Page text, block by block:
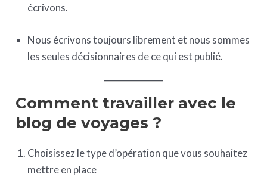
écrivons.
Nous écrivons toujours librement et nous sommes
les seules décisionnaires de ce qui est publié.
Comment travailler avec le
blog de voyages ?
Choisissez le type d’opération que vous souhaitez
mettre en place